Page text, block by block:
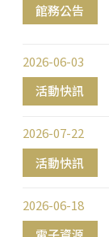
館務公告
活動快訊
2026-06-03
活動快訊
2026-07-22
2026-06-18